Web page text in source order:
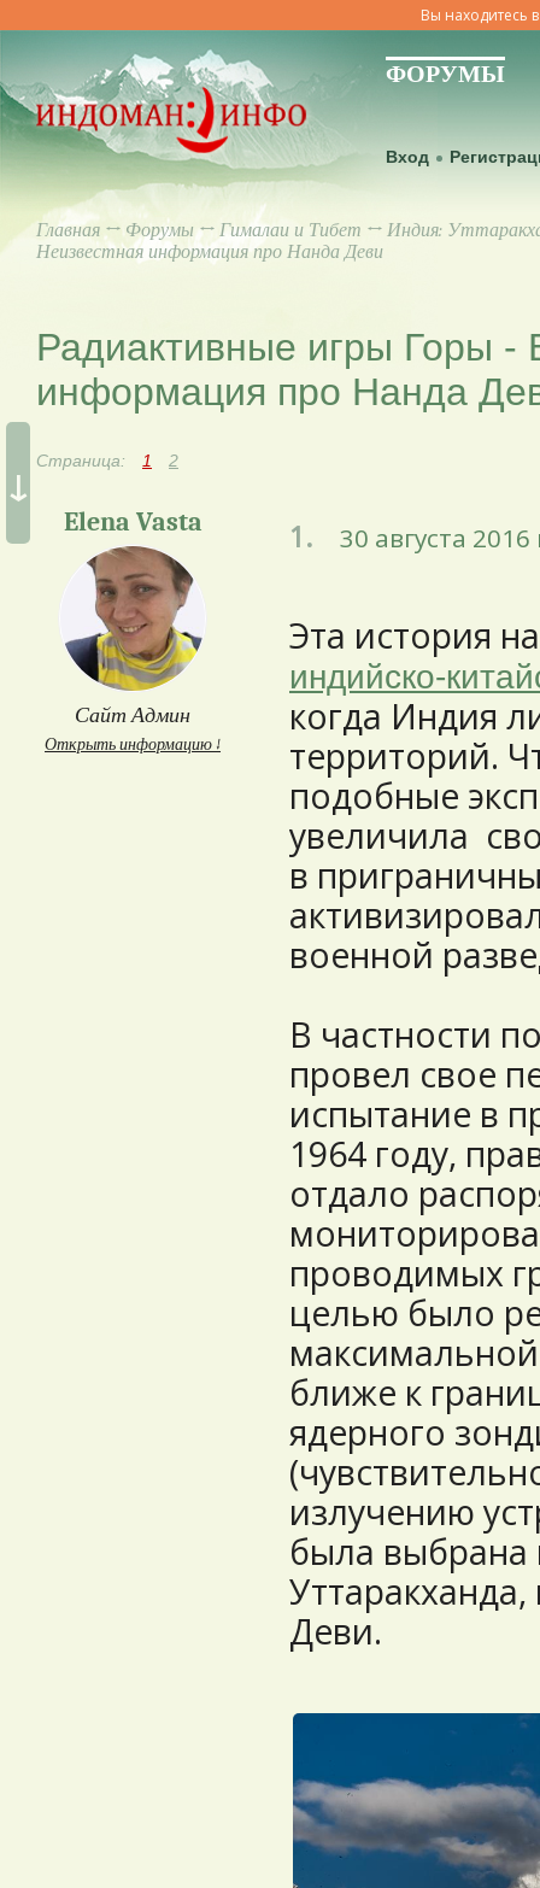
Вы находитесь
ФОРУМЫ
Вход
Главная ↔ Форумы↔ Гималаи и Тибет ↔ Индия:
Неизвестная информация про Нанда Деви
↓
Радиактивные игры Горы -
информация про Нанда
Страница: 1 2
Elena Vasta
Сайт Админ
Открыть информацию ↓
1. 30 августа
Эта история
индийско-
когда Индия
территорий.
подобные
увеличила
в
военной
В частности
провел свое
испытание в
1964 году,
отдало
проводимых
целью было
ближе к
ядерного
излучению
была
Деви.